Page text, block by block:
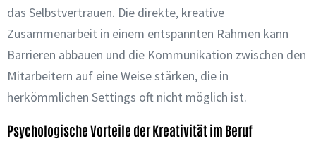
das Selbstvertrauen. Die direkte, kreative
Zusammenarbeit in einem entspannten Rahmen kann
Barrieren abbauen und die Kommunikation zwischen den
Mitarbeitern auf eine Weise stärken, die in
herkömmlichen Settings oft nicht möglich ist.
Psychologische Vorteile der Kreativität im Beruf